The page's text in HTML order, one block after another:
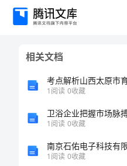
大
相关文档
1阅读 0收藏
1阅读 0收藏
1阅读 0收藏